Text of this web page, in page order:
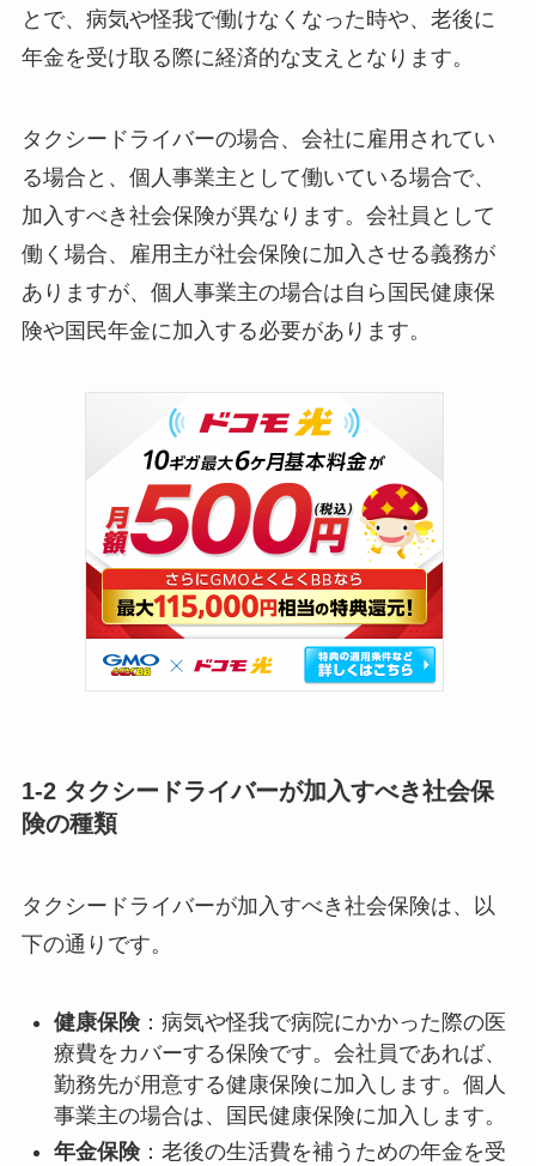
とで、病気や怪我で働けなくなった時や、老後に
年金を受け取る際に経済的な支えとなります。
タクシードライバーの場合、会社に雇用されてい
る場合と、個人事業主として働いている場合で、
加入すべき社会保険が異なります。会社員として
働く場合、雇用主が社会保険に加入させる義務が
ありますが、個人事業主の場合は自ら国民健康保
険や国民年金に加入する必要があります。
1-2 タクシードライバーが加入すべき社会保
険の種類
タクシードライバーが加入すべき社会保険は、以
下の通りです。
健康保険：病気や怪我で病院にかかった際の医
療費をカバーする保険です。会社員であれば、
勤務先が用意する健康保険に加入します。個人
事業主の場合は、国民健康保険に加入します。
年金保険：老後の生活費を補うための年金を受